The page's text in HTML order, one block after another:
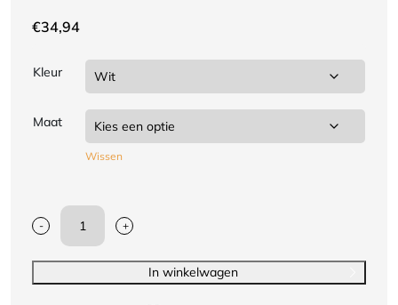
€34,94
Kleur
Maat
Wissen
-
Judopak
kinderen
+
In winkelwagen